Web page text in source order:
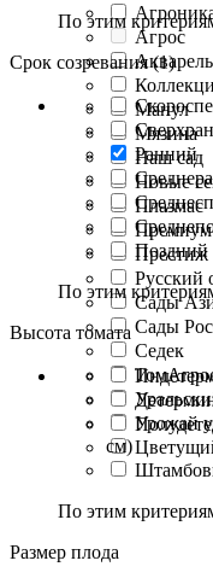
Агрос
Акварель
Манул
Мязина
Наш сад
Новые
Плазмас
Престиж
Русский
Сады
Сады
Седек
Урожай
По этим
Срок созревания (1)
Ранний
Поздний
По этим
Высота томата
см)
По этим
Размер плода